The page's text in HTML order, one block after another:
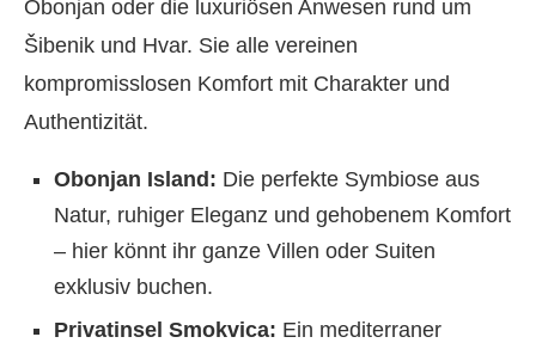
Obonjan oder die luxuriösen Anwesen rund um
Šibenik und Hvar. Sie alle vereinen
kompromisslosen Komfort mit Charakter und
Authentizität.
Obonjan Island: Die perfekte Symbiose aus
Natur, ruhiger Eleganz und gehobenem Komfort
– hier könnt ihr ganze Villen oder Suiten
exklusiv buchen.
Privatinsel Smokvica: Ein mediterraner